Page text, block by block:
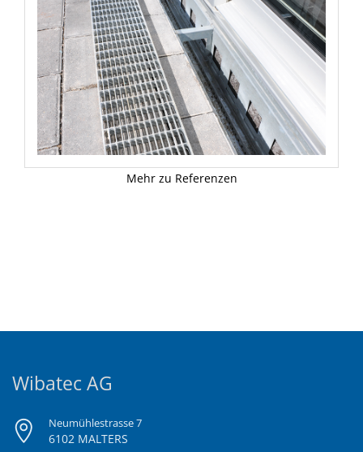
Mehr zu Referenzen
Wibatec AG
Neumühlestrasse 7
6102 MALTERS